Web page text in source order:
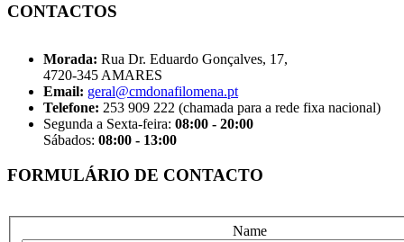
CONTACTOS
Morada: Rua Dr. Eduardo Gonçalves, 17,
4720-345 AMARES
Email: geral@cmdonafilomena.pt
Telefone: 253 909 222 (chamada para a rede fixa nacional)
Segunda a Sexta-feira: 08:00 - 20:00
Sábados: 08:00 - 13:00
FORMULÁRIO DE CONTACTO
Name